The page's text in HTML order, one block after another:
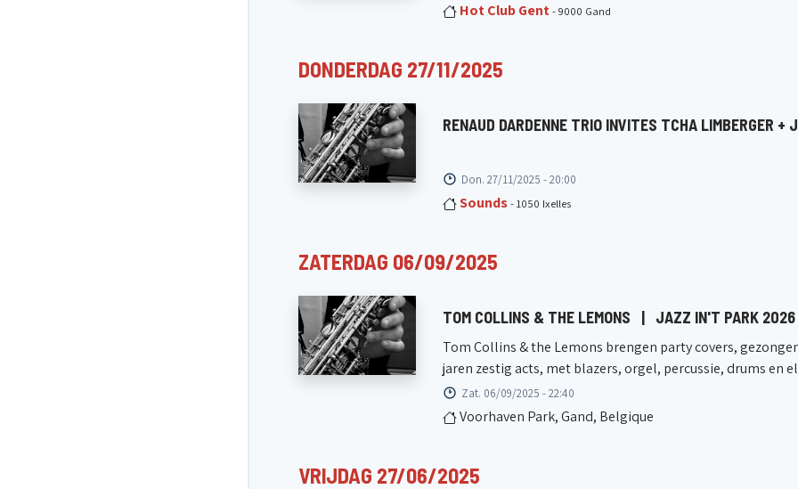
Hot Club Gent - 9000 Gand
DONDERDAG 27/11/2025
RENAUD DARDENNE TRIO INVITES TCHA LIMBERGER +
Don. 27/11/2025 - 20:00
Sounds - 1050 Ixelles
ZATERDAG 06/09/2025
TOM COLLINS & THE LEMONS | JAZZ IN'T PARK 2026
Tom Collins & the Lemons brengen party covers,
jaren zestig acts, met blazers, orgel, percussie, drums en
Zat. 06/09/2025 - 22:40
Voorhaven Park, Gand, Belgique
VRIJDAG 27/06/2025